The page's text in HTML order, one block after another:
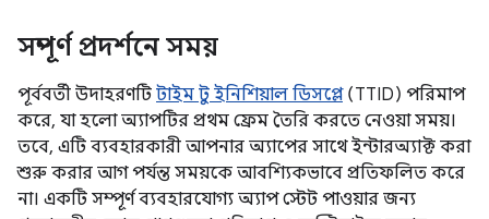
সম্পূর্ণ প্রদর্শনে সময়
পূর্ববর্তী উদাহরণটি টাইম টু ইনিশিয়াল ডিসপ্লে(TTID) পরিমাপ
করে, যা হলো অ্যাপটির প্রথম ফ্রেম তৈরি করতে নেওয়া সময়।
তবে, এটি ব্যবহারকারী আপনার অ্যাপের সাথে ইন্টারঅ্যাক্ট করা
শুরু করার আগ পর্যন্ত সময়কে আবশ্যিকভাবে প্রতিফলিত করে
না। একটি সম্পূর্ণ ব্যবহারযোগ্য অ্যাপ স্টেট পাওয়ার জন্য